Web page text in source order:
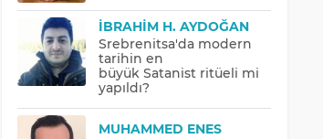
İBRAHIM H. AYDOĞAN
Srebrenitsa'da modern
tarihin en
büyük Satanist ritüeli mi
yapıldı?
MUHAMMED ENES